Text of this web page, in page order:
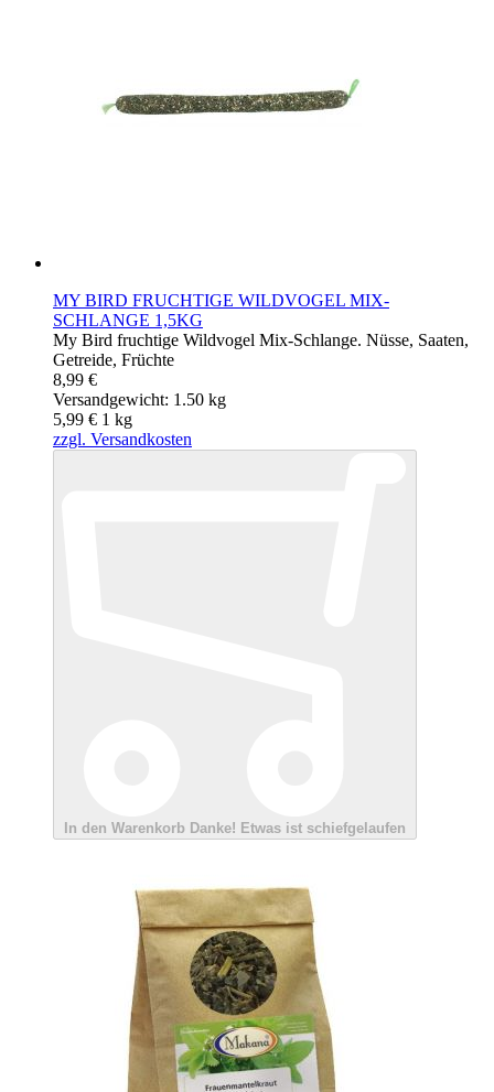
MY BIRD FRUCHTIGE WILDVOGEL MIX-
SCHLANGE 1,5KG
My Bird fruchtige Wildvogel Mix-Schlange. Nüsse, Saaten,
Getreide, Früchte
8,99 €
Versandgewicht: 1.50 kg
5,99 € 1 kg
zzgl. Versandkosten
In den Warenkorb Danke! Etwas ist schiefgelaufen